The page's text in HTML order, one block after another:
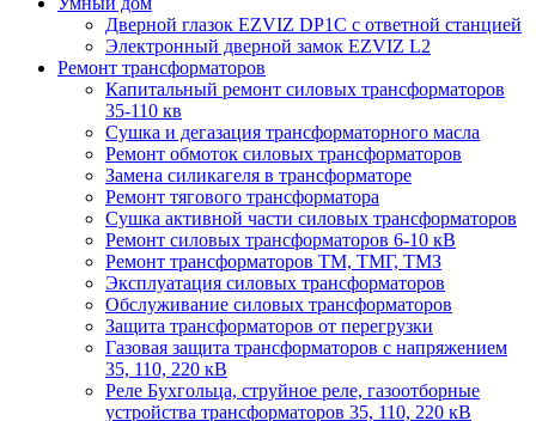
Дверной глазок EZVIZ DP1C с ответной станцией
Электронный дверной замок EZVIZ L2
Ремонт трансформаторов
Капитальный ремонт силовых трансформаторов
35-110 кв
Сушка и дегазация трансформаторного масла
Ремонт обмоток силовых трансформаторов
Замена силикагеля в трансформаторе
Ремонт тягового трансформатора
Сушка активной части силовых трансформаторов
Ремонт силовых трансформаторов 6-10 кВ
Ремонт трансформаторов ТМ, ТМГ, ТМЗ
Эксплуатация силовых трансформаторов
Обслуживание силовых трансформаторов
Защита трансформаторов от перегрузки
Газовая защита трансформаторов с напряжением
35, 110, 220 кВ
Реле Бухгольца, струйное реле, газоотборные
устройства трансформаторов 35, 110, 220 кВ